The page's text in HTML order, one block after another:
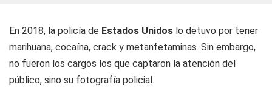
En 2018, la policía de Estados Unidos lo detuvo por tener
marihuana, cocaína, crack y metanfetaminas. Sin embargo,
no fueron los cargos los que captaron la atención del
público, sino su fotografía policial.